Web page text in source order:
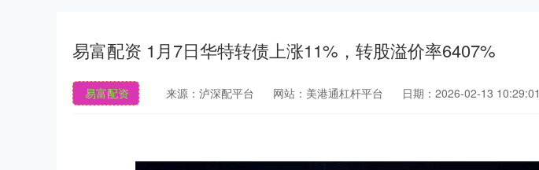
易富配资 1月7日华特转债上涨11%，转股溢价率6407%
易富配资 来源：泸深配平台 网站：美港通杠杆平台 日期：2026-02-13 10:29:01